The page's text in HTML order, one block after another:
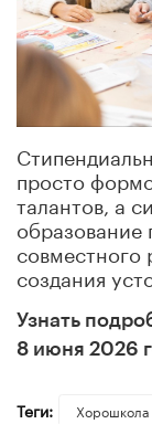
просто
талантов, а
образование
совместного
создания
Узнать
8 июня 2026
Теги: Хорошкола